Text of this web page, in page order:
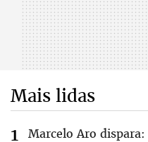
Mais lidas
Marcelo Aro